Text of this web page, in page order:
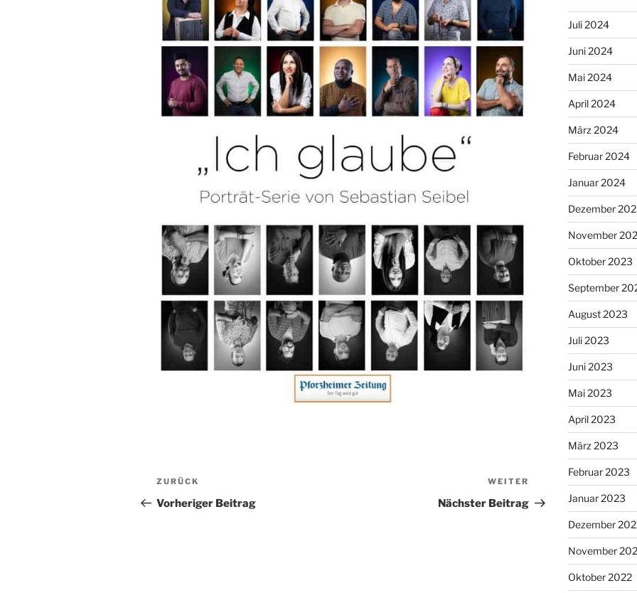
Beitragsnavigation
Vorheriger
Beitrag
ZURÜCK
Vorheriger Beitrag
Nächster
Beitrag
WEITER
Nächster Beitrag
Juli 2024
Juni 2024
Mai 2024
April 2024
März 2024
Februar 2024
Januar 2024
Dezember
November
Oktober 2023
September
August 2023
Juli 2023
Juni 2023
Mai 2023
April 2023
März 2023
Februar 2023
Januar 2023
Dezember
November
Oktober 2022